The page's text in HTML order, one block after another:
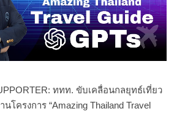
ททท. ขับเคลื่อนกลยุทธ์เที่ยว
โครงการ “Amazing Thailand Travel